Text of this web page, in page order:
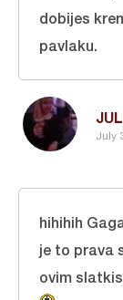
July
dobijes
pavlaku.
hihihih
je to prava
ovim